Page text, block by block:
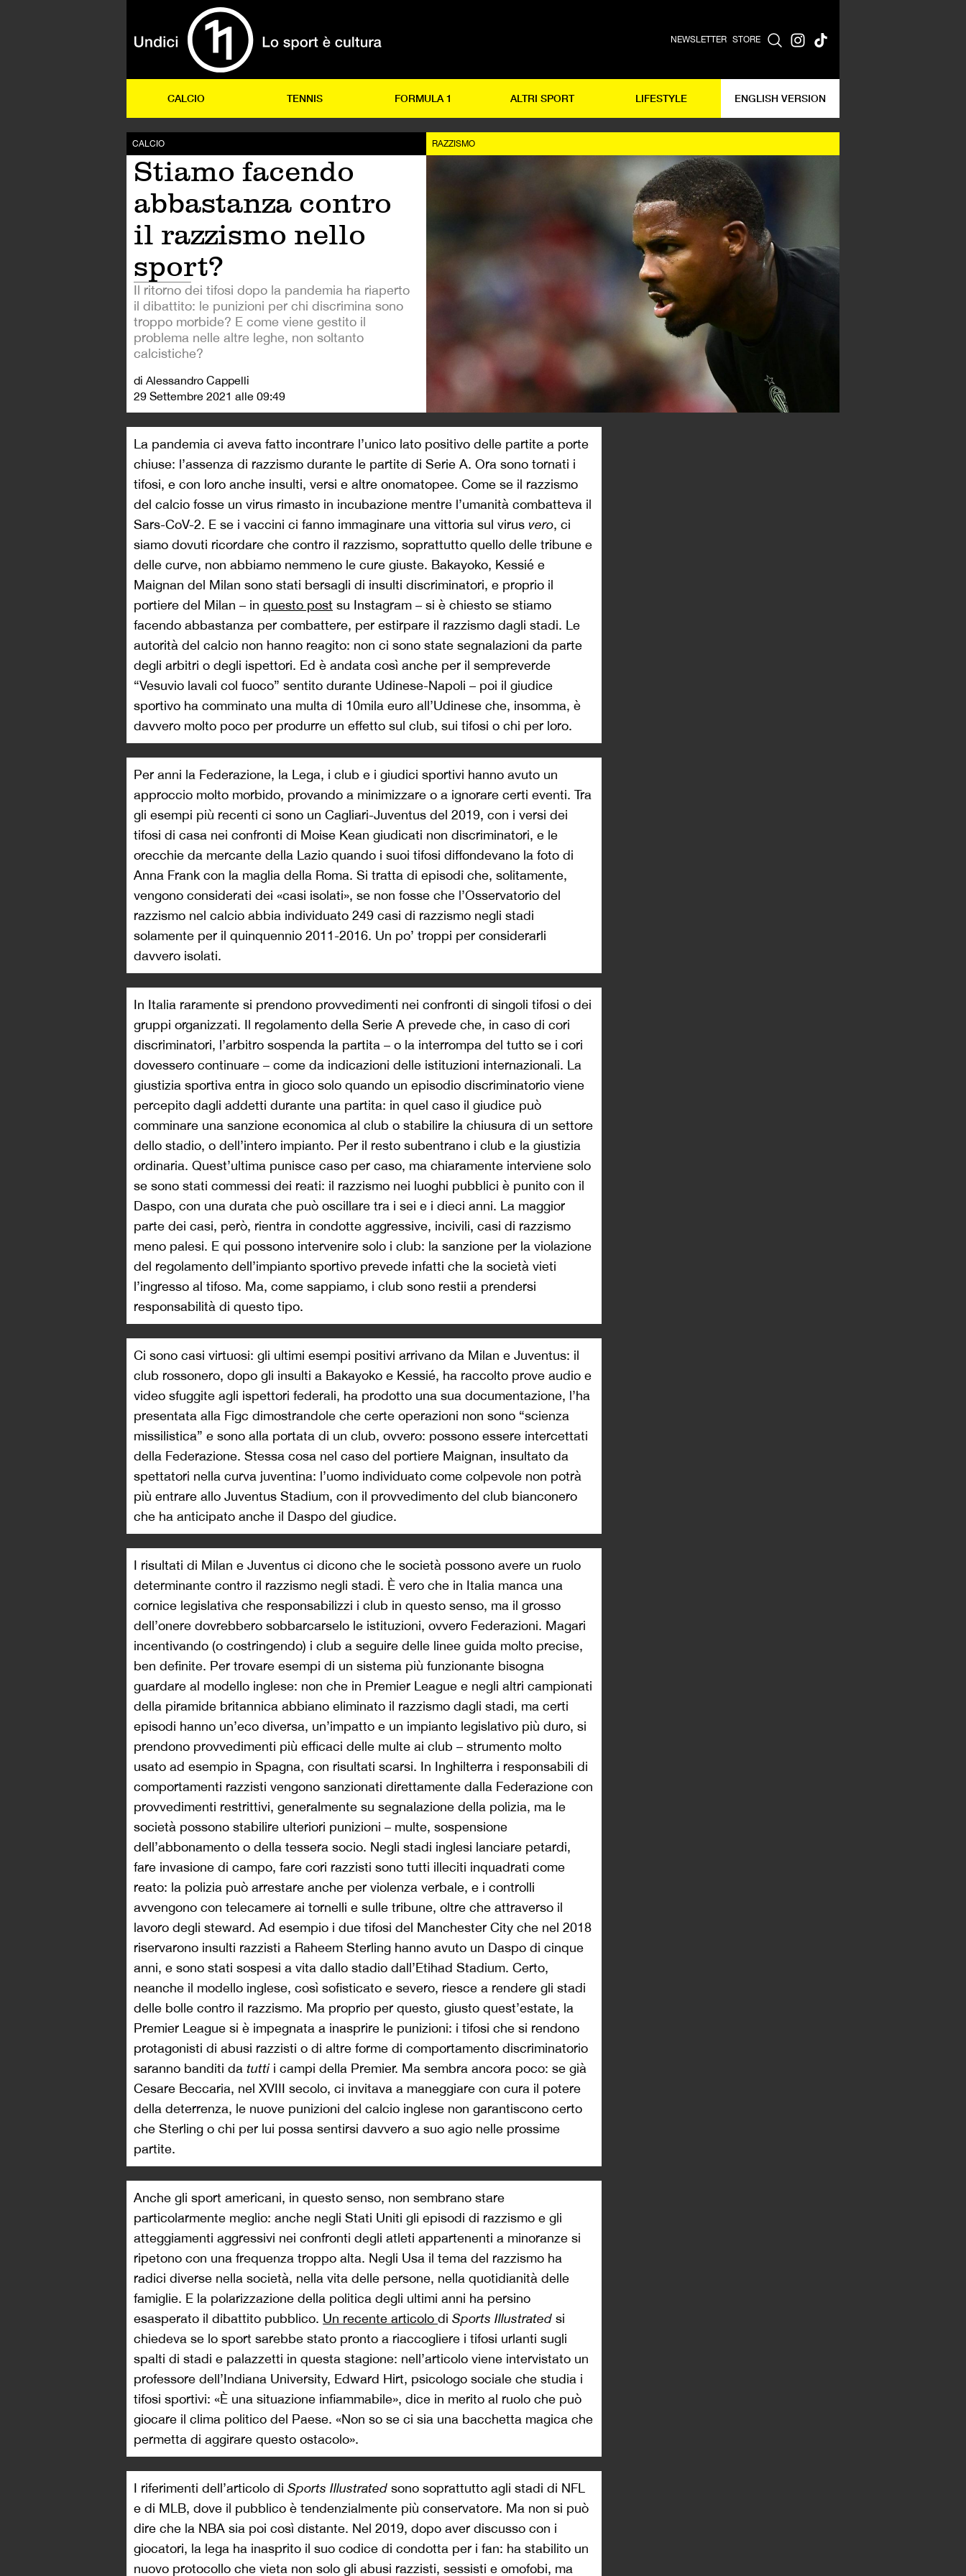
NEWSLETTER STORE
CALCIO TENNIS FORMULA 1 ALTRI SPORT LIFESTYLE ENGLISH VERSION
CALCIO
Stiamo facendo
abbastanza contro
il razzismo nello
sport?
Il ritorno dei tifosi dopo la pandemia ha riaperto
il dibattito: le punizioni per chi discrimina sono
troppo morbide? E come viene gestito il
problema nelle altre leghe, non soltanto
calcistiche?
di Alessandro Cappelli
29 Settembre 2021 alle 09:49
RAZZISMO
La pandemia ci aveva fatto incontrare l’unico lato positivo delle partite a porte
chiuse: l’assenza di razzismo durante le partite di Serie A. Ora sono tornati i
tifosi, e con loro anche insulti, versi e altre onomatopee. Come se il razzismo
del calcio fosse un virus rimasto in incubazione mentre l’umanità combatteva il
Sars-CoV-2. E se i vaccini ci fanno immaginare una vittoria sul virus vero, ci
siamo dovuti ricordare che contro il razzismo, soprattutto quello delle tribune e
delle curve, non abbiamo nemmeno le cure giuste. Bakayoko, Kessié e
Maignan del Milan sono stati bersagli di insulti discriminatori, e proprio il
portiere del Milan – in questo post su Instagram – si è chiesto se stiamo
facendo abbastanza per combattere, per estirpare il razzismo dagli stadi. Le
autorità del calcio non hanno reagito: non ci sono state segnalazioni da parte
degli arbitri o degli ispettori. Ed è andata così anche per il sempreverde
“Vesuvio lavali col fuoco” sentito durante Udinese-Napoli – poi il giudice
sportivo ha comminato una multa di 10mila euro all’Udinese che, insomma, è
davvero molto poco per produrre un effetto sul club, sui tifosi o chi per loro.
Per anni la Federazione, la Lega, i club e i giudici sportivi hanno avuto un
approccio molto morbido, provando a minimizzare o a ignorare certi eventi. Tra
gli esempi più recenti ci sono un Cagliari-Juventus del 2019, con i versi dei
tifosi di casa nei confronti di Moise Kean giudicati non discriminatori, e le
orecchie da mercante della Lazio quando i suoi tifosi diffondevano la foto di
Anna Frank con la maglia della Roma. Si tratta di episodi che, solitamente,
vengono considerati dei «casi isolati», se non fosse che l’Osservatorio del
razzismo nel calcio abbia individuato 249 casi di razzismo negli stadi
solamente per il quinquennio 2011-2016. Un po’ troppi per considerarli
davvero isolati.
In Italia raramente si prendono provvedimenti nei confronti di singoli tifosi o dei
gruppi organizzati. Il regolamento della Serie A prevede che, in caso di cori
discriminatori, l’arbitro sospenda la partita – o la interrompa del tutto se i cori
dovessero continuare – come da indicazioni delle istituzioni internazionali. La
giustizia sportiva entra in gioco solo quando un episodio discriminatorio viene
percepito dagli addetti durante una partita: in quel caso il giudice può
comminare una sanzione economica al club o stabilire la chiusura di un settore
dello stadio, o dell’intero impianto. Per il resto subentrano i club e la giustizia
ordinaria. Quest’ultima punisce caso per caso, ma chiaramente interviene solo
se sono stati commessi dei reati: il razzismo nei luoghi pubblici è punito con il
Daspo, con una durata che può oscillare tra i sei e i dieci anni. La maggior
parte dei casi, però, rientra in condotte aggressive, incivili, casi di razzismo
meno palesi. E qui possono intervenire solo i club: la sanzione per la violazione
del regolamento dell’impianto sportivo prevede infatti che la società vieti
l’ingresso al tifoso. Ma, come sappiamo, i club sono restii a prendersi
responsabilità di questo tipo.
Ci sono casi virtuosi: gli ultimi esempi positivi arrivano da Milan e Juventus: il
club rossonero, dopo gli insulti a Bakayoko e Kessié, ha raccolto prove audio e
video sfuggite agli ispettori federali, ha prodotto una sua documentazione, l’ha
presentata alla Figc dimostrandole che certe operazioni non sono “scienza
missilistica” e sono alla portata di un club, ovvero: possono essere intercettati
della Federazione. Stessa cosa nel caso del portiere Maignan, insultato da
spettatori nella curva juventina: l’uomo individuato come colpevole non potrà
più entrare allo Juventus Stadium, con il provvedimento del club bianconero
che ha anticipato anche il Daspo del giudice.
I risultati di Milan e Juventus ci dicono che le società possono avere un ruolo
determinante contro il razzismo negli stadi. È vero che in Italia manca una
cornice legislativa che responsabilizzi i club in questo senso, ma il grosso
dell’onere dovrebbero sobbarcarselo le istituzioni, ovvero Federazioni. Magari
incentivando (o costringendo) i club a seguire delle linee guida molto precise,
ben definite. Per trovare esempi di un sistema più funzionante bisogna
guardare al modello inglese: non che in Premier League e negli altri campionati
della piramide britannica abbiano eliminato il razzismo dagli stadi, ma certi
episodi hanno un’eco diversa, un’impatto e un impianto legislativo più duro, si
prendono provvedimenti più efficaci delle multe ai club – strumento molto
usato ad esempio in Spagna, con risultati scarsi. In Inghilterra i responsabili di
comportamenti razzisti vengono sanzionati direttamente dalla Federazione con
provvedimenti restrittivi, generalmente su segnalazione della polizia, ma le
società possono stabilire ulteriori punizioni – multe, sospensione
dell’abbonamento o della tessera socio. Negli stadi inglesi lanciare petardi,
fare invasione di campo, fare cori razzisti sono tutti illeciti inquadrati come
reato: la polizia può arrestare anche per violenza verbale, e i controlli
avvengono con telecamere ai tornelli e sulle tribune, oltre che attraverso il
lavoro degli steward. Ad esempio i due tifosi del Manchester City che nel 2018
riservarono insulti razzisti a Raheem Sterling hanno avuto un Daspo di cinque
anni, e sono stati sospesi a vita dallo stadio dall’Etihad Stadium. Certo,
neanche il modello inglese, così sofisticato e severo, riesce a rendere gli stadi
delle bolle contro il razzismo. Ma proprio per questo, giusto quest’estate, la
Premier League si è impegnata a inasprire le punizioni: i tifosi che si rendono
protagonisti di abusi razzisti o di altre forme di comportamento discriminatorio
saranno banditi da tutti i campi della Premier. Ma sembra ancora poco: se già
Cesare Beccaria, nel XVIII secolo, ci invitava a maneggiare con cura il potere
della deterrenza, le nuove punizioni del calcio inglese non garantiscono certo
che Sterling o chi per lui possa sentirsi davvero a suo agio nelle prossime
partite.
Anche gli sport americani, in questo senso, non sembrano stare
particolarmente meglio: anche negli Stati Uniti gli episodi di razzismo e gli
atteggiamenti aggressivi nei confronti degli atleti appartenenti a minoranze si
ripetono con una frequenza troppo alta. Negli Usa il tema del razzismo ha
radici diverse nella società, nella vita delle persone, nella quotidianità delle
famiglie. E la polarizzazione della politica degli ultimi anni ha persino
esasperato il dibattito pubblico. Un recente articolo di Sports Illustrated si
chiedeva se lo sport sarebbe stato pronto a riaccogliere i tifosi urlanti sugli
spalti di stadi e palazzetti in questa stagione: nell’articolo viene intervistato un
professore dell’Indiana University, Edward Hirt, psicologo sociale che studia i
tifosi sportivi: «È una situazione infiammabile», dice in merito al ruolo che può
giocare il clima politico del Paese. «Non so se ci sia una bacchetta magica che
permetta di aggirare questo ostacolo».
I riferimenti dell’articolo di Sports Illustrated sono soprattutto agli stadi di NFL
e di MLB, dove il pubblico è tendenzialmente più conservatore. Ma non si può
dire che la NBA sia poi così distante. Nel 2019, dopo aver discusso con i
giocatori, la lega ha inasprito il suo codice di condotta per i fan: ha stabilito un
nuovo protocollo che vieta non solo gli abusi razzisti, sessisti e omofobi, ma